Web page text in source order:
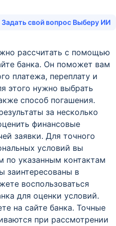
Задать свой вопрос Выберу ИИ
рассчитать с помощью
банка. Он поможет вам
платежа, переплату и
этого нужно выбрать
способ погашения.
за несколько
финансовые
заявки. Для точного
условий вы
по указанным контактам
заинтересованы в
воспользоваться
для оценки условий.
на сайте банка. Точные
при рассмотрении